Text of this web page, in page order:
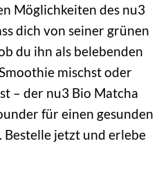
Möglichkeiten des nu3
dich von seiner grünen
du ihn als belebenden
mischst oder
– der nu3 Bio Matcha
für einen gesunden
Bestelle jetzt und erlebe